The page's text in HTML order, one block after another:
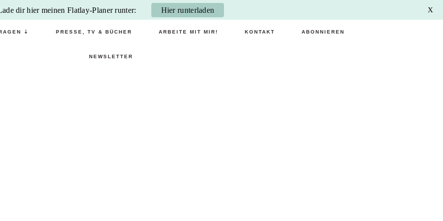
⇣ PRESSE, TV & BÜCHER ARBEITE MIT MIR! KONTAKT ABONNIEREN
NEWSLETTER
dir hier meinen Flatlay-Planer runter: Hier runterladen X